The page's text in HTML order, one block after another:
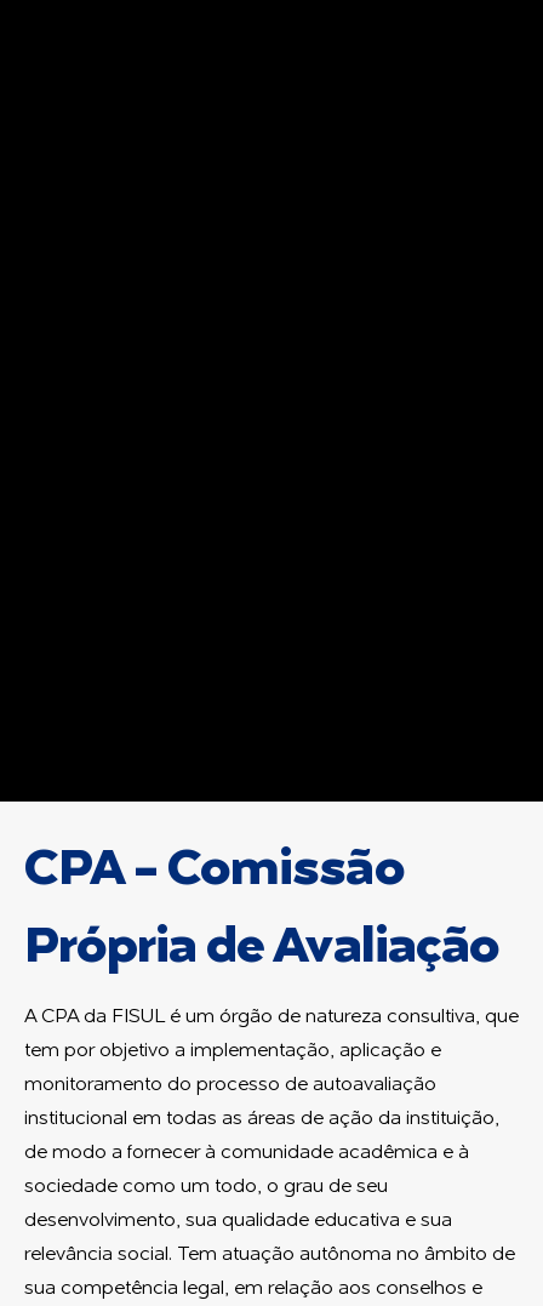
CPA - Comissão
Própria de Avaliação
A CPA da FISUL é um órgão de natureza consultiva, que
tem por objetivo a implementação, aplicação e
monitoramento do processo de autoavaliação
institucional em todas as áreas de ação da instituição,
de modo a fornecer à comunidade acadêmica e à
sociedade como um todo, o grau de seu
desenvolvimento, sua qualidade educativa e sua
relevância social. Tem atuação autônoma no âmbito de
sua competência legal, em relação aos conselhos e